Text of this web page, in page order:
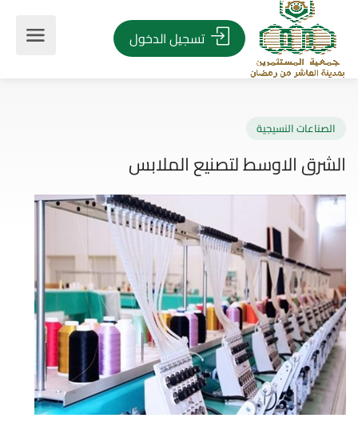
تسجيل الدخول
الاوسط لتصنيع الملابس